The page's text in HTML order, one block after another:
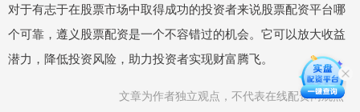
对于有志于在股票市场中取得成功的投资者来说股票配资平台哪
个可靠，遵义股票配资是一个不容错过的机会。它可以放大收益
潜力，降低投资风险，助力投资者实现财富腾飞。
文章为作者独立观点，不代表在线配资网观点